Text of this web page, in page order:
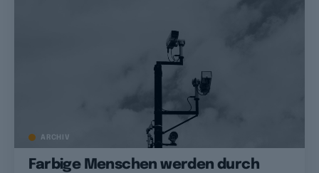
ARCHIV
Farbige Menschen werden durch